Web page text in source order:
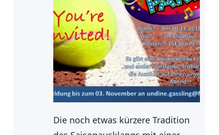
Die noch etwas kürzere Tradition